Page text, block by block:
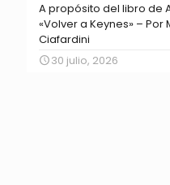
A propósito del libro de
«Volver a Keynes» – Por
Ciafardini
30 julio, 2026